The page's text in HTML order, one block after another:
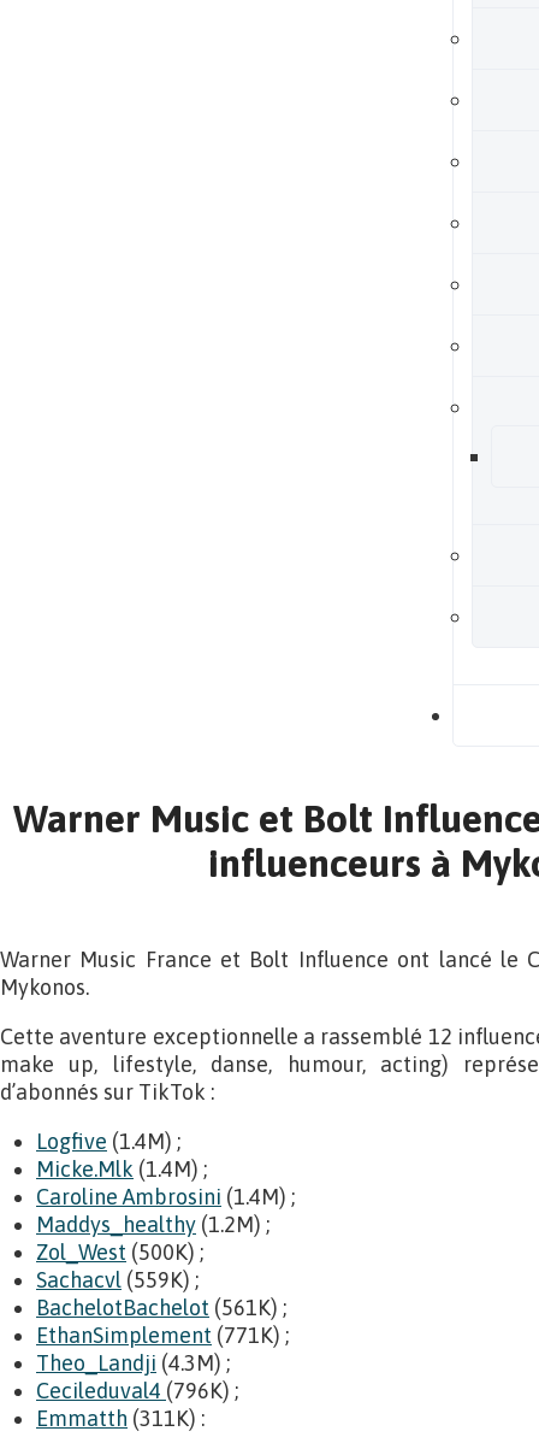
Warner Music et Bolt
influenceurs à
Warner Music France et Bolt Influence ont lancé le
Mykonos.
Cette aventure exceptionnelle a rassemblé 12
make up, lifestyle, danse, humour, acting)
d’abonnés sur TikTok :
Logfive (1.4M) ;
Micke.Mlk (1.4M) ;
Caroline Ambrosini (1.4M) ;
Maddys_healthy (1.2M) ;
Zol_West (500K) ;
Sachacvl (559K) ;
BachelotBachelot (561K) ;
EthanSimplement (771K) ;
Theo_Landji (4.3M) ;
Cecileduval4 (796K) ;
Emmatth (311K) :